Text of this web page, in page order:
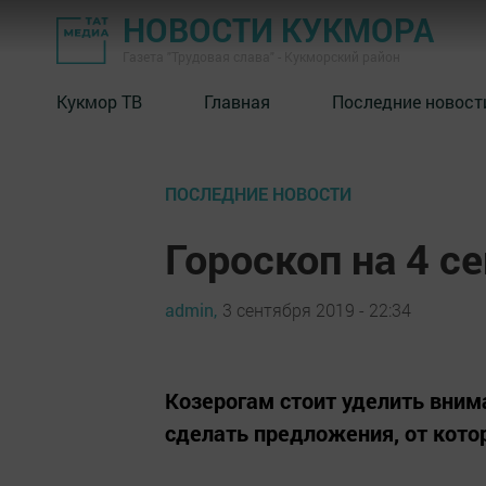
НОВОСТИ КУКМОРА
Кукмор ТВ Главная Последние
ПОСЛЕДНИЕ НОВОСТИ
Гороскоп на 4
admin, 3 сентября 2019 - 22:34
Козерогам стоит уделить
сделать предложения, от